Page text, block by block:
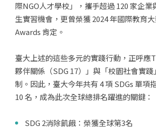
際NGO人才學校」，攜手超過 120 家企業
生實習機會，更曾榮獲 2024 年國際教育
Awards 肯定。
臺大上述的這些多元的實踐行動，正呼應
夥伴關係（SDG 17）」與「校園社會實
制。因此，臺大今年共有 4 項 SDGs 單項
10 名，成為此次全球總排名躍進的關鍵：
SDG 2消除飢餓：榮獲全球第3名